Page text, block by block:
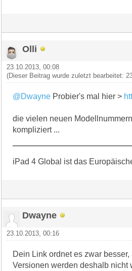
Olli
23.10.2013, 00:08
(Dieser Beitrag wurde zuletzt bearbeitet:
@Dwayne Probier's mal hier >
die vielen neuen
kompliziert ...
iPad 4 Global ist das
Dwayne
23.10.2013, 00:16
Dein Link ordnet es zwar
Versionen werden deshalb nicht